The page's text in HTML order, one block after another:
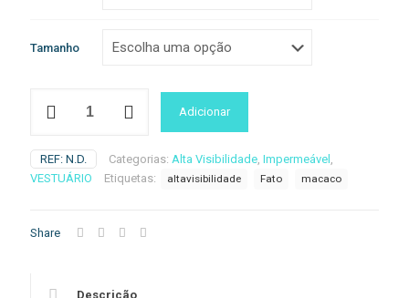
Tamanho
-
Fato
Macaco
Adicionar
REF: N.D. Categorias: Alta Visibilidade, Impermeável ,
VESTUÁRIO
Etiquetas: altavisibilidade Fato macaco
Share
Descrição